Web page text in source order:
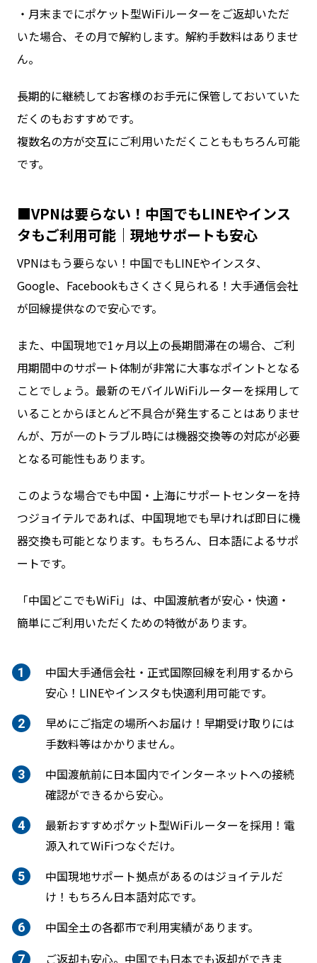
・月末までにポケット型WiFiルーターをご返却いただ
いた場合、その月で解約します。解約手数料はありませ
ん。
長期的に継続してお客様のお手元に保管しておいていた
だくのもおすすめです。
複数名の方が交互にご利用いただくことももちろん可能
です。
■VPNは要らない！中国でもLINEやインス
タもご利用可能｜現地サポートも安心
VPNはもう要らない！中国でもLINEやインスタ、
Google、Facebookもさくさく見られる！大手通信会社
が回線提供なので安心です。
また、中国現地で1ヶ月以上の長期間滞在の場合、ご利
用期間中のサポート体制が非常に大事なポイントとなる
ことでしょう。最新のモバイルWiFiルーターを採用して
いることからほとんど不具合が発生することはありませ
んが、万が一のトラブル時には機器交換等の対応が必要
となる可能性もあります。
このような場合でも中国・上海にサポートセンターを持
つジョイテルであれば、中国現地でも早ければ即日に機
器交換も可能となります。もちろん、日本語によるサポ
ートです。
「中国どこでもWiFi」は、中国渡航者が安心・快適・
簡単にご利用いただくための特徴があります。
中国大手通信会社・正式国際回線を利用するから
安心！LINEやインスタも快適利用可能です。
早めにご指定の場所へお届け！早期受け取りには
手数料等はかかりません。
中国渡航前に日本国内でインターネットへの接続
確認ができるから安心。
最新おすすめポケット型WiFiルーターを採用！電
源入れてWiFiつなぐだけ。
中国現地サポート拠点があるのはジョイテルだ
け！もちろん日本語対応です。
中国全土の各都市で利用実績があります。
ご返却も安心。中国でも日本でも返却ができま